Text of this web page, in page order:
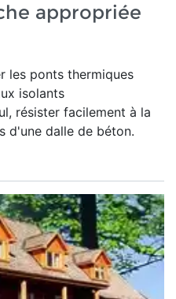
appropriée
les ponts thermiques
isolants
résister facilement à la
d'une dalle de béton.